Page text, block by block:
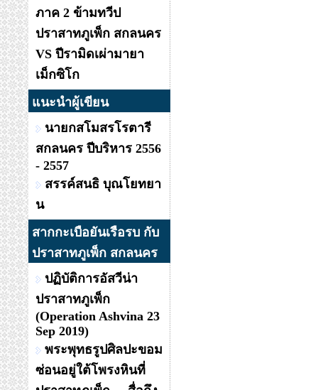
ภาค 2 ข้ามทวีป
ปราสาทภูเพ็ก สกลนคร
VS ปีรามิดเผ่ามายา
เม็กซิโก
แนะนำผู้เขียน
นายกสโมสรโรตารี
สกลนคร ปีบริหาร 2556
- 2557
สรรค์สนธิ บุณโยทยา
น
สากกะเบือยันเรือรบ กับ
ปราสาทภูเพ็ก สกลนคร
ปฏิบัติการอัสวีน่า
ปราสาทภูเพ็ก
(Operation Ashvina 23
Sep 2019)
พระพุทธรูปศิลปะขอม
ซ่อนอยู่ใต้โพรงหินที่